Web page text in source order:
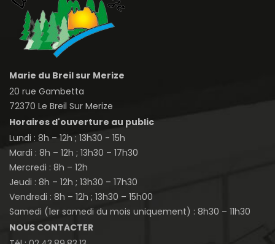
Marie du Breil sur Merize
20 rue Gambetta
72370 Le Breil Sur Merize
Horaires d'ouverture au public
Lundi : 8h – 12h ; 13h30 - 15h
Mardi : 8h – 12h ; 13h30 – 17h30
Mercredi : 8h – 12h
Jeudi : 8h – 12h ; 13h30 – 17h30
Vendredi : 8h – 12h ; 13h30 – 15h00
Samedi (1er samedi du mois uniquement) : 8h30 – 11h30
NOUS CONTACTER